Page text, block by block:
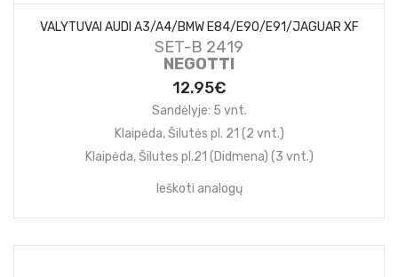
VALYTUVAI AUDI A3/A4/BMW E84/E90/E91/JAGUAR XF
SET-B 2419
NEGOTTI
12.95€
Sandėlyje: 5 vnt.
Klaipėda, Šilutės pl. 21 (2 vnt.)
Klaipėda, Šilutes pl.21 (Didmena) (3 vnt.)
Ieškoti analogų